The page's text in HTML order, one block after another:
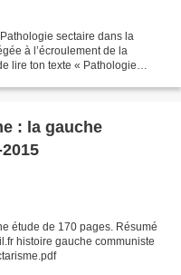
sectaire dans la
à l’écroulement de la
lire ton texte « Pathologie
: la gauche
étude de 170 pages. Résumé
histoire gauche communiste